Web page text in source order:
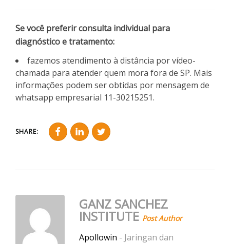
Se você preferir consulta individual para
diagnóstico e tratamento:
fazemos atendimento à distância por vídeo-
chamada para atender quem mora fora de SP. Mais
informações podem ser obtidas por mensagem de
whatsapp empresarial 11-30215251.
SHARE:
GANZ SANCHEZ
INSTITUTE Post Author
Apollowin - Jaringan dan